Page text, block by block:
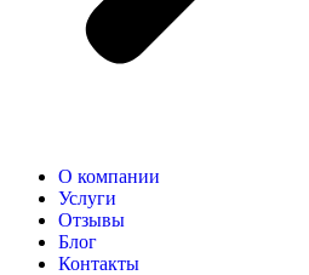
О компании
Услуги
Отзывы
Блог
Контакты